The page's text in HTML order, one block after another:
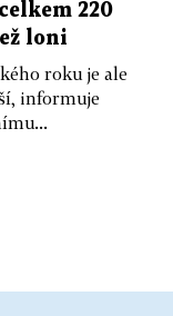
220
loni
roku je ale
informuje